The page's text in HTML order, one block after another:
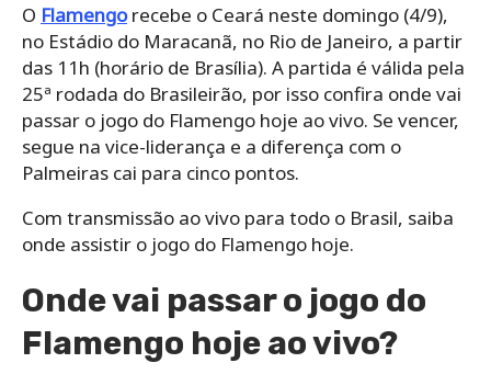
O Flamengorecebe o Ceará neste domingo (4/9),
no Estádio do Maracanã, no Rio de Janeiro, a partir
das 11h (horário de Brasília). A partida é válida pela
25ª rodada do Brasileirão, por isso confira onde vai
passar o jogo do Flamengo hoje ao vivo. Se vencer,
segue na vice-liderança e a diferença com o
Palmeiras cai para cinco pontos.
Com transmissão ao vivo para todo o Brasil, saiba
onde assistir o jogo do Flamengo hoje.
Onde vai passar o jogo do
Flamengo hoje ao vivo?